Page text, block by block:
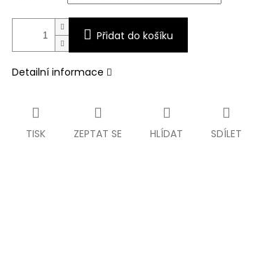
Přidat do košíku
Detailní informace
TISK ZEPTAT SE HLÍDAT SDÍLET